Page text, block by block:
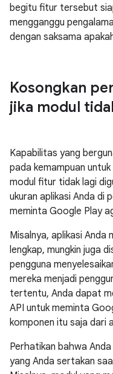
begitu fitur tersebut
mengganggu
dengan saksama
Kosongkan
jika modul
Kapabilitas yang
pada kemampuan
modul fitur tidak lagi
ukuran aplikasi Anda di
meminta Google Play
Misalnya, aplikasi Anda
lengkap, mungkin juga
pengguna
mereka menjadi
tertentu, Anda dapat
API untuk meminta
komponen itu saja dari
Perhatikan bahwa
yang Anda sertakan